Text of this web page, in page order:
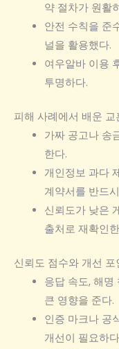
약 절차가 원활
안전 수칙을 준
널을 활용했다.
여우알바 이용
투명하다.
피해 사례에서 배운 교
가짜 공고나 송
한다.
개인정보 과다
계약서를 반드
신뢰도가 낮은
출처로 재확인
신뢰도 점수와 개선 포
응답 속도, 해명
큰 영향을 준다.
인증 마크나 공
개선이 필요하